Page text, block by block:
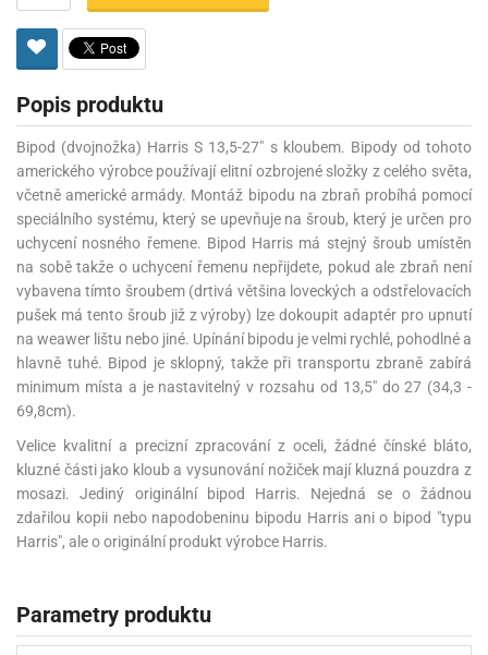
Popis produktu
Bipod (dvojnožka) Harris S 13,5-27" s kloubem. Bipody od tohoto
amerického výrobce používají elitní ozbrojené složky z celého světa,
včetně americké armády. Montáž bipodu na zbraň probíhá pomocí
speciálního systému, který se upevňuje na šroub, který je určen pro
uchycení nosného řemene. Bipod Harris má stejný šroub umístěn
na sobě takže o uchycení řemenu nepřijdete, pokud ale zbraň není
vybavena tímto šroubem (drtivá většina loveckých a odstřelovacích
pušek má tento šroub již z výroby) lze dokoupit adaptér pro upnutí
na weawer lištu nebo jiné. Upínání bipodu je velmi rychlé, pohodlné a
hlavně tuhé. Bipod je sklopný, takže při transportu zbraně zabírá
minimum místa a je nastavitelný v rozsahu od 13,5" do 27 (34,3 -
69,8cm).
Velice kvalitní a precizní zpracování z oceli, žádné čínské bláto,
kluzné části jako kloub a vysunování nožiček mají kluzná pouzdra z
mosazi. Jediný originální bipod Harris. Nejedná se o žádnou
zdařilou kopii nebo napodobeninu bipodu Harris ani o bipod "typu
Harris", ale o originální produkt výrobce Harris.
Parametry produktu